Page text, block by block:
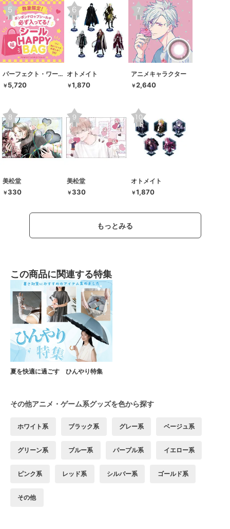
パーフェクト・ワールド・トーキョー
￥ 5,720
オトメイト
￥1,870
アニメキャラクター
￥2,640
美松堂
￥330
美松堂
￥330
オトメイト
￥1,870
もっとみる
この商品に関連する特集
夏を快適に過ごす ひんやり特集
その他アニメ・ゲーム系グッズを色から探す
ホワイト系 ブラック系 グレー系 ベージュ系
グリーン系 ブルー系 パープル系 イエロー系
ピンク系 レッド系 シルバー系 ゴールド系
その他